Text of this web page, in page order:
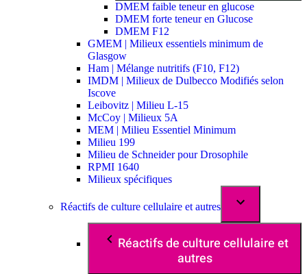
DMEM faible teneur en glucose
DMEM forte teneur en Glucose
DMEM F12
GMEM | Milieux essentiels minimum de
Glasgow
Ham | Mélange nutritifs (F10, F12)
IMDM | Milieux de Dulbecco Modifiés selon
Iscove
Leibovitz | Milieu L-15
McCoy | Milieux 5A
MEM | Milieu Essentiel Minimum
Milieu 199
Milieu de Schneider pour Drosophile
RPMI 1640
Milieux spécifiques
Réactifs de culture cellulaire et autres
Réactifs de culture cellulaire et
autres